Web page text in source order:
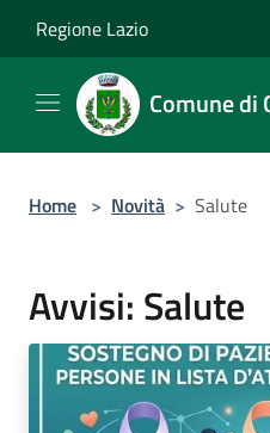
Regione Lazio
Comune di
Home > Novità > Salute
Avvisi: Salute